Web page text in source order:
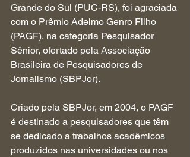
Grande do Sul (PUC-RS), foi agraciada
com o Prêmio Adelmo Genro Filho
(PAGF), na categoria Pesquisador
Sênior, ofertado pela Associação
Brasileira de Pesquisadores de
Jornalismo (SBPJor).
Criado pela SBPJor, em 2004, o PAGF
é destinado a pesquisadores que têm
se dedicado a trabalhos acadêmicos
produzidos nas universidades ou nos